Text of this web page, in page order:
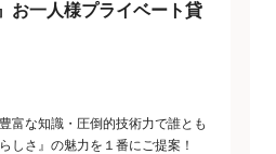
お一人様プライベート貸
富な知識・圧倒的技術力で誰とも
しさ』の魅力を１番にご提案！